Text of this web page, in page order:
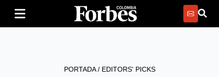
PORTADA/ EDITORS' PICKS